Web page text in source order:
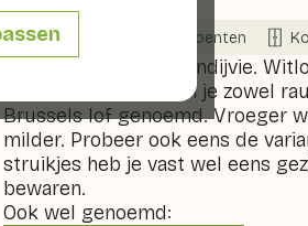
Nu in seizoen Groenten
Witlof is familie van andijvie.
afgesneden krop kun je zowel
Brussels lof genoemd. Vroeger
milder. Probeer ook eens de
struikjes heb je vast wel eens
bewaren.
Ook wel genoemd: